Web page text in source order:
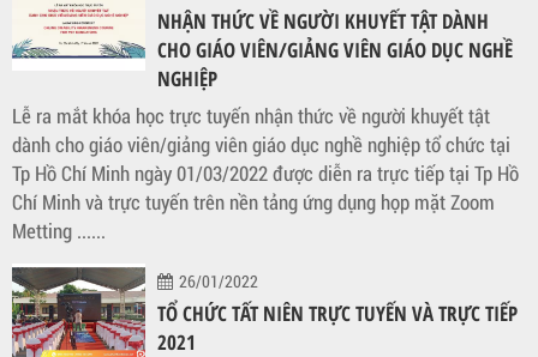
NHẬN THỨC VỀ NGƯỜI KHUYẾT TẬT DÀNH
CHO GIÁO VIÊN/GIẢNG VIÊN GIÁO DỤC NGHỀ
NGHIỆP
Lễ ra mắt khóa học trực tuyến nhận thức về người khuyết tật
dành cho giáo viên/giảng viên giáo dục nghề nghiệp tổ chức tại
Tp Hồ Chí Minh ngày 01/03/2022 được diễn ra trực tiếp tại Tp Hồ
Chí Minh và trực tuyến trên nền tảng ứng dụng họp mặt Zoom
Metting ......
26/01/2022
TỔ CHỨC TẤT NIÊN TRỰC TUYẾN VÀ TRỰC TIẾP
2021